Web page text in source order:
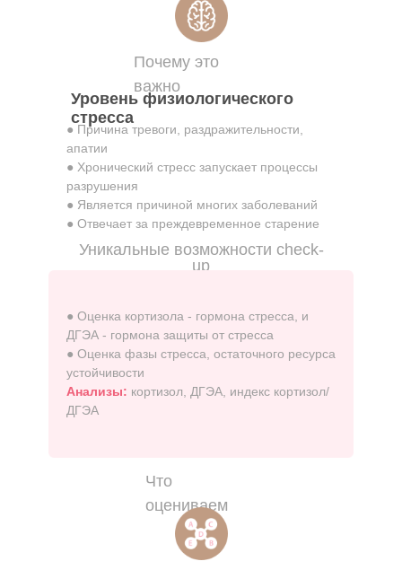
Почему это
важно
Уникальные возможности check-
up
Уровень физиологического
стресса
● Причина тревоги, раздражительности,
апатии
● Хронический стресс запускает процессы
разрушения
● Является причиной многих заболеваний
● Отвечает за преждевременное старение
● Оценка кортизола - гормона стресса, и
ДГЭА - гормона защиты от стресса
● Оценка фазы стресса, остаточного ресурса
устойчивости
Анализы: кортизол, ДГЭА, индекс кортизол/
ДГЭА
Что
оцениваем